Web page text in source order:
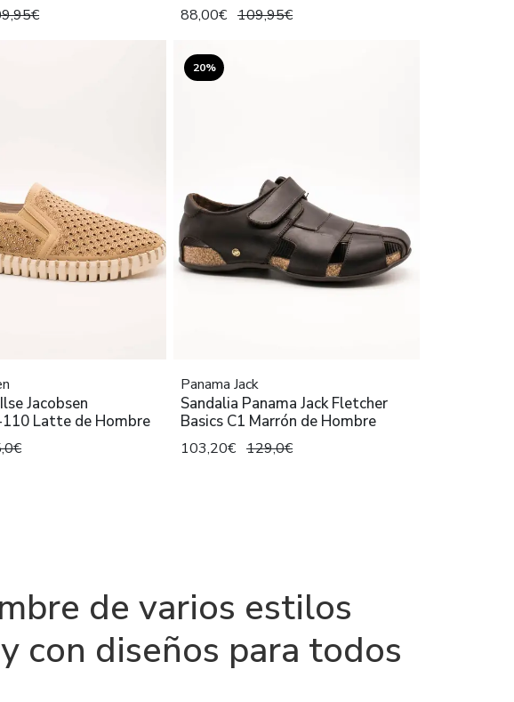
88,00€ 109,95€
Jacobsen
Latte de Hombre
20%
Panama Jack
Sandalia Panama Jack Fletcher
Basics C1 Marrón de Hombre
103,20€ 129,0€
de varios estilos
con diseños para todos